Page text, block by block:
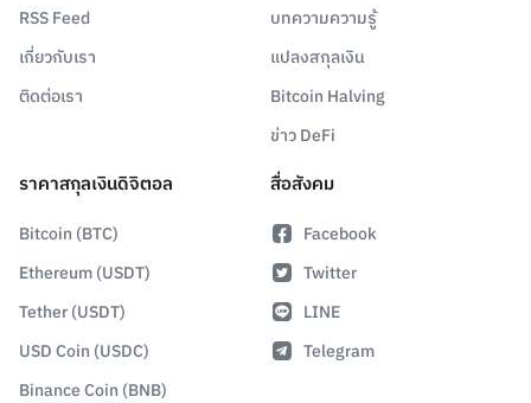
RSS Feed
เกี่ยวกับเรา
ติดต่อเรา
บทความความรู้
แปลงสกุลเงิน
Bitcoin Halving
ข่าว DeFi
ราคาสกุลเงินดิจิตอล
Bitcoin (BTC)
Ethereum (USDT)
Tether (USDT)
USD Coin (USDC)
Binance Coin (BNB)
สื่อสังคม
Facebook
Twitter
LINE
Telegram